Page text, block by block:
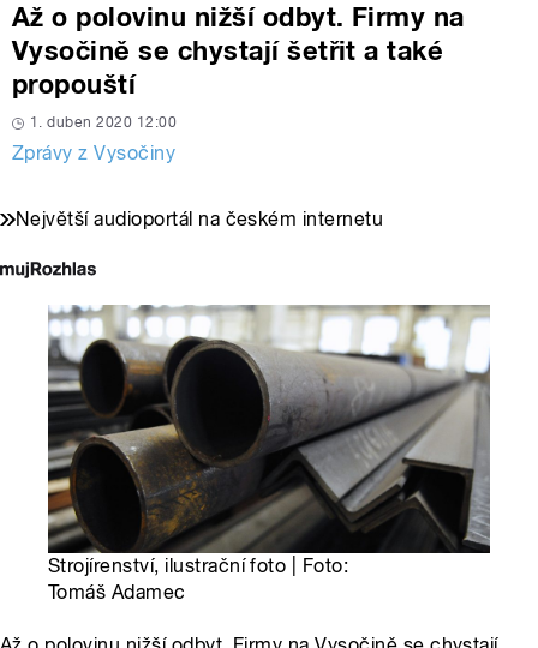
Až o polovinu nižší odbyt. Firmy na
Vysočině se chystají šetřit a také
propouští
1. duben 2020 12:00
Zprávy z Vysočiny
Největší audioportál na českém internetu
Strojírenství, ilustrační foto | Foto:
Tomáš Adamec